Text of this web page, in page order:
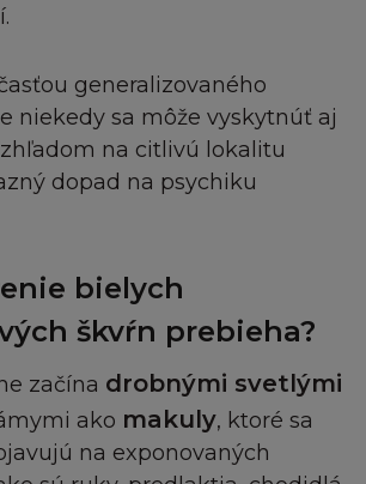
generalizovaného
niekedy sa môže vyskytnúť aj
na citlivú lokalitu
dopad na psychiku
bielych
škvŕn prebieha?
začína drobnými svetlými
ako makuly, ktoré sa
na exponovaných
nebo vyvstávají v souvislosti
stránky
smluvních Podmínek
z Vašeho užití Stránky
autorská práva třetí osoby, nebo
práva nebo pozornost veřejnosti
osobu
vymazáním, přidáním, vložením,
nebo nepovoleným užitím
dezinterpretací nebo porušením
záruky níže uvedené.